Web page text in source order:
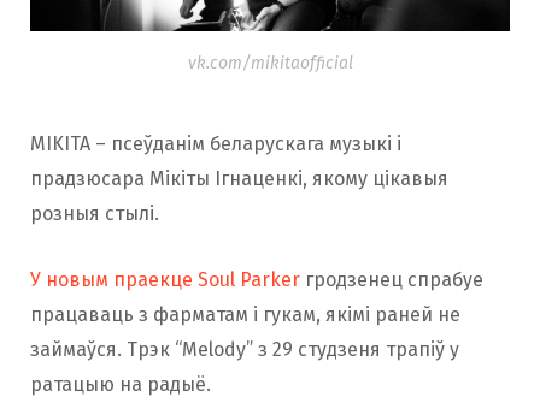
vk.com/mikitaofficial
MIKITA – псеўданім беларускага музыкі і
прадзюсара Мікіты Ігнаценкі, якому цікавыя
розныя стылі.
У новым праекце Soul Parker гродзенец спрабуе
працаваць з фарматам і гукам, якімі раней не
займаўся. Трэк “Melody” з 29 студзеня трапіў у
ратацыю на радыё.